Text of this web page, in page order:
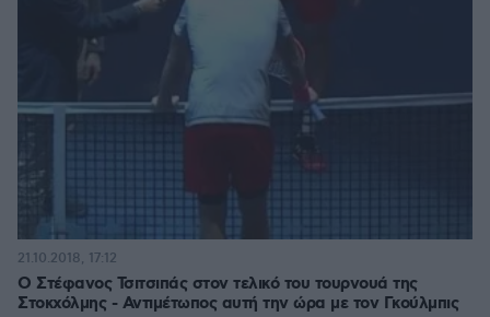
Ο Στέφανος Τσιτσιπάς στον τελικό του τουρνουά της
Στοκχόλμης - Αντιμέτωπος αυτή την ώρα με τον Γκούλμπις
21.10.2018, 17:12